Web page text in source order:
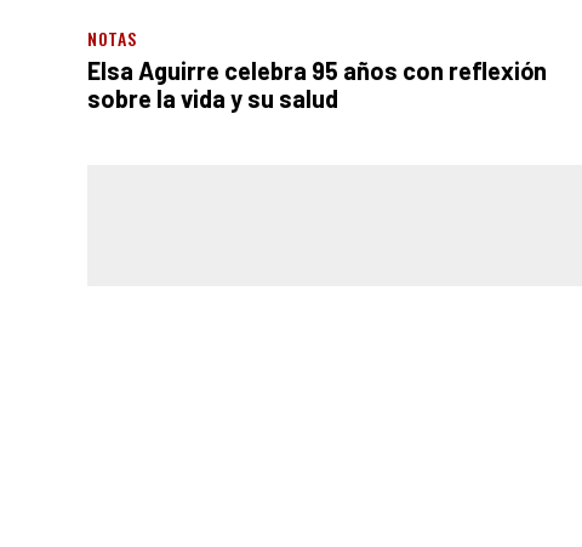
NOTAS
Elsa Aguirre celebra 95 años con reflexión
sobre la vida y su salud